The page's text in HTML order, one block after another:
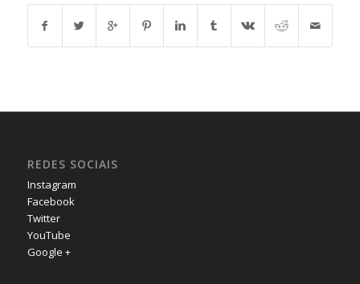
REDES SOCIAIS
Instagram
Facebook
Twitter
YouTube
Google +